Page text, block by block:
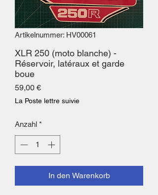
Artikelnummer: HV00061
XLR 250 (moto blanche) -
Réservoir, latéraux et garde
boue
59,00 €Preis
La Poste lettre suivie
Anzahl *
In den Warenkorb